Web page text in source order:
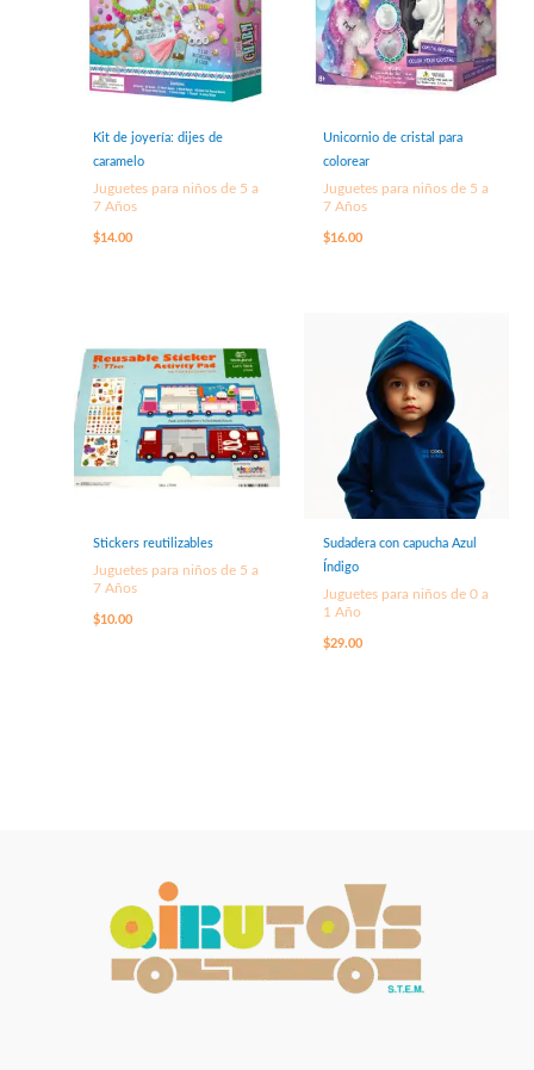
Kit de joyería: dijes de
caramelo
Juguetes para niños de 5 a
7 Años
$14.00
Unicornio de cristal para
colorear
Juguetes para niños de 5 a
7 Años
$16.00
Stickers reutilizables
Juguetes para niños de 5 a
7 Años
$10.00
Sudadera con capucha Azul
Índigo
Juguetes para niños de 0 a
1 Año
$29.00